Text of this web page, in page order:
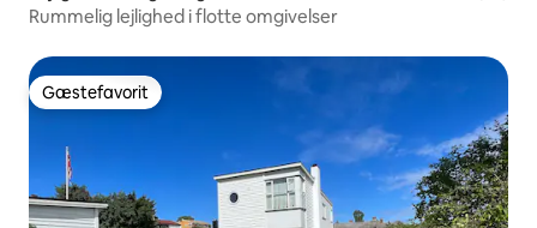
Rummelig lejlighed i flotte omgivelser
Gæstefavorit
Gæstefavorit